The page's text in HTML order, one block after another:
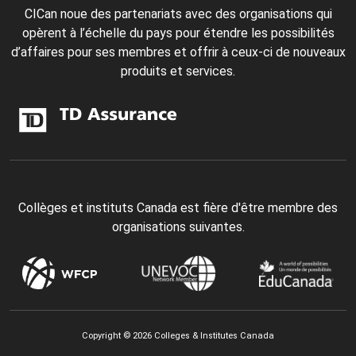
CICan noue des partenariats avec des organisations qui
opèrent à l’échelle du pays pour étendre les possibilités
d’affaires pour ses membres et offrir à ceux-ci de nouveaux
produits et services.
Collèges et instituts Canada est fière d'être membre des
organisations suivantes.
Copyright © 2026 Colleges & Institutes Canada